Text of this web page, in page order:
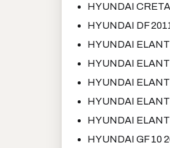
HYUNDAI
HYUNDAI DF
HYUNDAI
HYUNDAI
HYUNDAI
HYUNDAI
HYUNDAI
HYUNDAI GF 10